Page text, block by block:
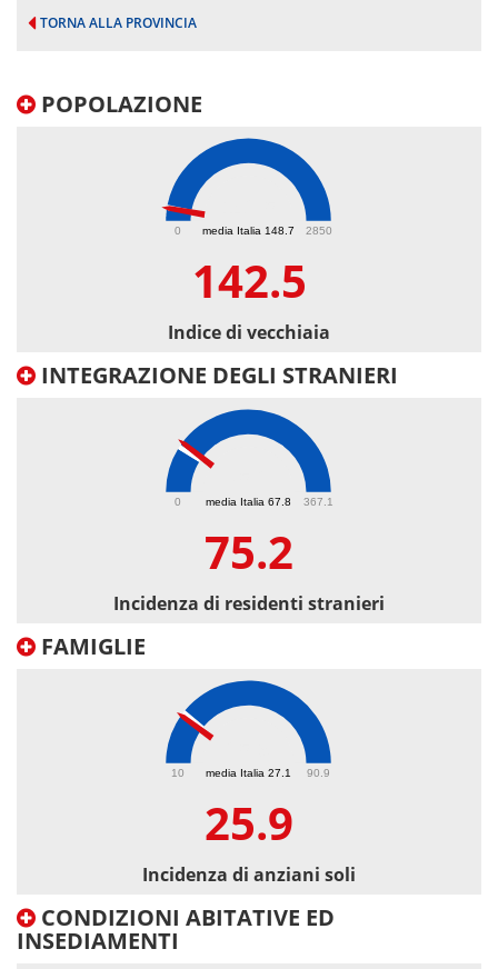
TORNA ALLA PROVINCIA
POPOLAZIONE
media Italia 148.7
0 2850
142.5
Indice di vecchiaia
INTEGRAZIONE DEGLI STRANIERI
media Italia 67.8
0 367.1
75.2
Incidenza di residenti stranieri
FAMIGLIE
media Italia 27.1
10 90.9
25.9
Incidenza di anziani soli
CONDIZIONI ABITATIVE ED
INSEDIAMENTI